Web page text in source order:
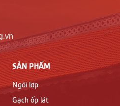
SẢN PHẨM
Ngói lợp
Gạch ốp lát